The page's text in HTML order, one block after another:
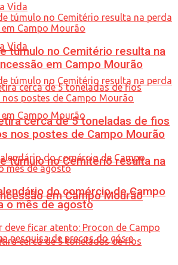
Vida
túmulo no Cemitério resulta na
em Campo Mourão
Vida
túmulo no Cemitério resulta na
em Campo Mourão
cerca de 5 toneladas de fios
nos postes de Campo Mourão
do comércio de Campo
o mês de agosto